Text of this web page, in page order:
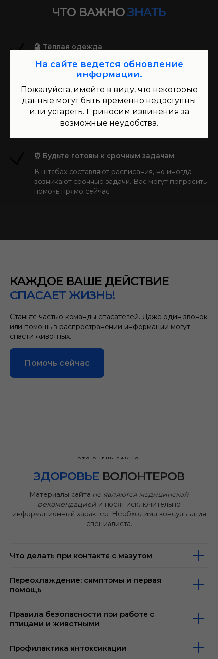
ЧТО ВАЖНО ЗНАТЬ
🦺 Тёплая одежда
Возьмите с собой тёплую одежду для работы на
улице. Внутри штабов, как правило, тепло
📱 Адреса в телефоне
Сохраните адреса штабов в навигаторе для
удобства
⏰ Будьте готовы к срочным задачам
В штабах составляют расписания, но иногда
возникают срочные задачи. Вас могут попросить
помочь прямо сейчас.
КАЖДОЕ ВАШЕ ДЕЙСТВИЕ
СПАСАЕТ ЖИЗНЬ!
Станьте частью команды спасателей. Даже один звонок
или помощь в распространении информации могут
спасти животных.
Помочь сейчас
ЭТО ОЧЕНЬ ВАЖНО
ЗДОРОВЬЕ ВОЛОНТЕРОВ
Материалы сайта не являются медицинской
рекомендацией и носят исключительно
информационный характер. Необходима консультация
специалиста.
Что делать при контакте с мазутом
Переохлаждение: симптомы и первая
помощь
Правила безопасности при работе с
птицами и животными
Профилактика интоксикации
На сайте ведется обновление
информации.
Пожалуйста, имейте в виду, что некоторые
данные могут быть временно недоступны
или устареть. Приносим извинения за
возможные неудобства.